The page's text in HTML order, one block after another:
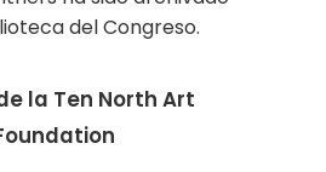
del Congreso.
la Ten North Art